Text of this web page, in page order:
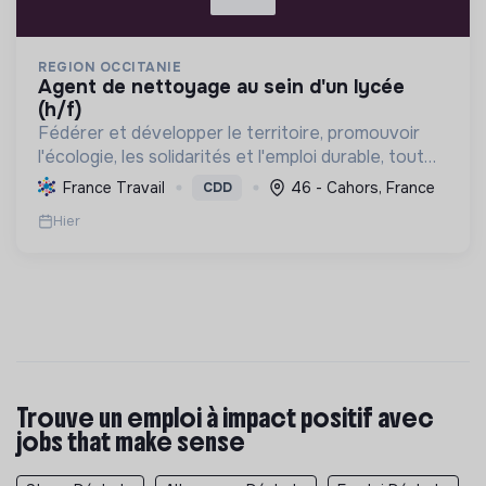
REGION OCCITANIE
agent de nettoyage au sein d'un lycée
(h/f)
Fédérer et développer le territoire, promouvoir
l'écologie, les solidarités et l'emploi durable, tout
en valorisant la culture et le patrimoine.
France Travail CDD 46 - Cahors, France
Hier
Trouve un emploi à impact positif avec
jobs that make sense